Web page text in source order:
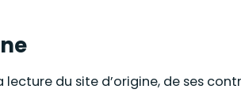
lecture du site d’origine, de ses